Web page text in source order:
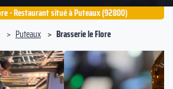
- Restaurant situé à Puteaux (92800)
Puteaux Brasserie le Flore